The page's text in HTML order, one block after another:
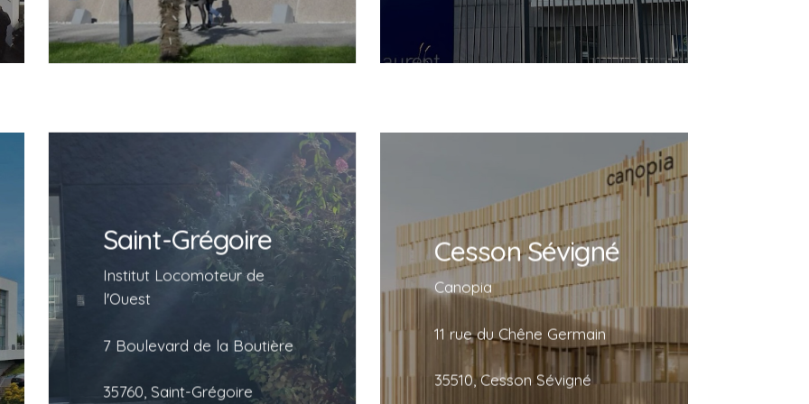
Saint-Grégoire
Institut Locomoteur de
l'Ouest
7 Boulevard de la Boutière
35760, Saint-Grégoire
Saint-Grégoire
Institut Locomoteur de
l’Ouest
7 Boulevard de la Boutière
35760, Saint-Grégoire
Cesson Sévigné
Canopia
11 rue du Chêne Germain
35510, Cesson Sévigné
Cesson Sévigné
Canopia
11 rue du Chêne Germain
35510, Cesson Sévigné